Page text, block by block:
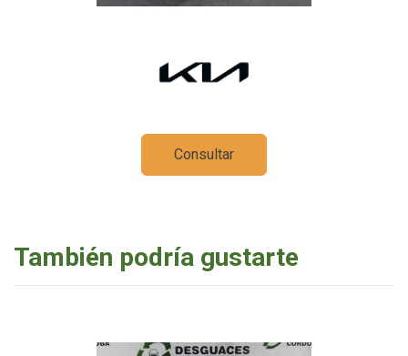
Consultar
También podría gustarte